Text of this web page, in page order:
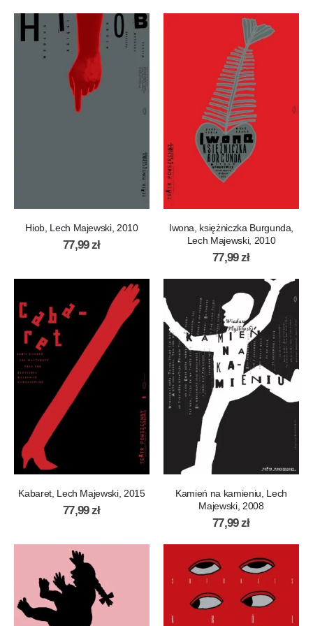
Hiob, Lech Majewski, 2010
77,99zł
Iwona, księżniczka Burgunda,
Lech Majewski, 2010
77,99zł
Kabaret, Lech Majewski, 2015
77,99zł
Kamień na kamieniu, Lech
Majewski, 2008
77,99zł